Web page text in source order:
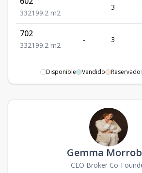
332199.2 m2
- 3
702
332199.2 m2
- 3
Disponible Vendido Reservado
Gemma
CEO Broker Co-